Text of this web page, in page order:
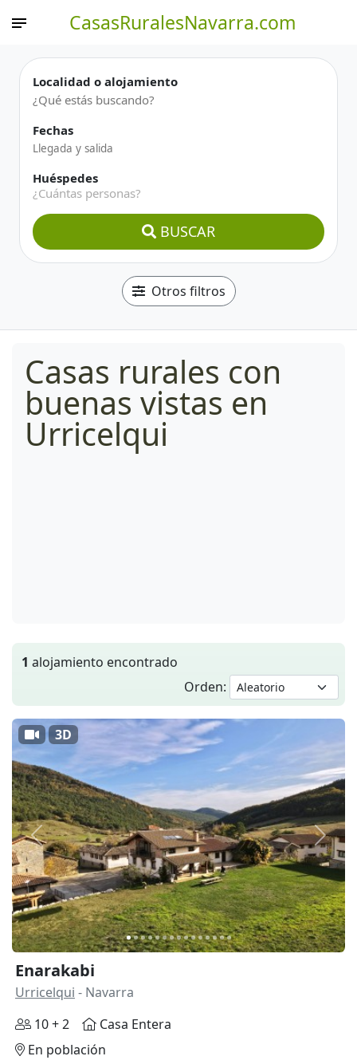
CasasRuralesNavarra.com
Localidad o alojamiento
Fechas
Huéspedes
¿Cuántas personas?
BUSCAR
Otros filtros
Casas rurales con
buenas vistas en
Urricelqui
1 alojamiento encontrado
Orden:
Anterior
3D
Enarakabi
Urricelqui - Navarra
10 + 2
Casa Entera
En población